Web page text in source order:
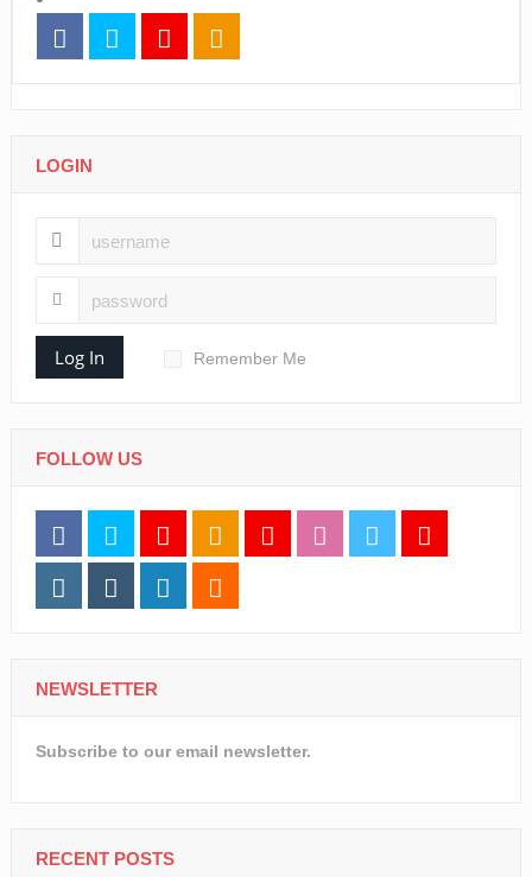
LOGIN
Log In Remember Me
FOLLOW US
NEWSLETTER
Subscribe to our email newsletter.
RECENT POSTS